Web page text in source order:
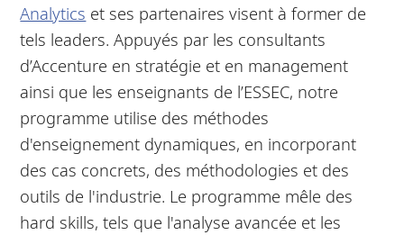
Analytics et ses partenaires visent à former de
tels leaders. Appuyés par les consultants
d’Accenture en stratégie et en management
ainsi que les enseignants de l’ESSEC, notre
programme utilise des méthodes
d'enseignement dynamiques, en incorporant
des cas concrets, des méthodologies et des
outils de l'industrie. Le programme mêle des
hard skills, tels que l'analyse avancée et les